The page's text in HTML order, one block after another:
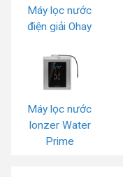
Máy lọc nước
điện giải Ohay
Máy lọc nước
Ionzer Water
Prime